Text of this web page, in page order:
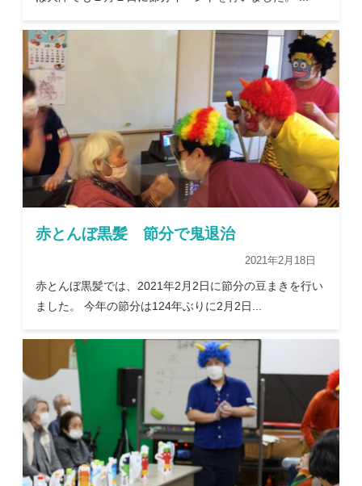
赤とんぼ黒髪 節分で鬼退治
2021年2月18日
赤とんぼ黒髪では、2021年2月2日に節分の豆まきを行い
ました。 今年の節分は124年ぶりに2月2日...